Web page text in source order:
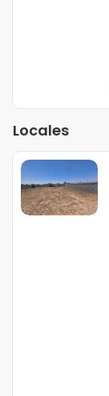
Locales